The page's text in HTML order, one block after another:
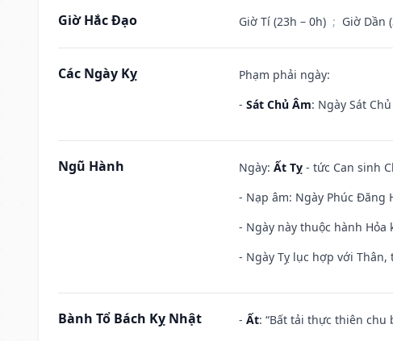
Giờ Hắc Đạo Giờ Tí (23h – 0h) ; Giờ Dần
Các Ngày Kỵ
Phạm phải ngày:
- Sát Chủ Âm: Ngày Sát
Ngũ Hành Ngày: Ất Tỵ - tức Can sinh
- Nạp âm: Ngày Phúc Đăng
- Ngày này thuộc hành
- Ngày Tỵ lục hợp với
Bành Tổ Bách Kỵ Nhật - Ất: “Bất tải thực thiên